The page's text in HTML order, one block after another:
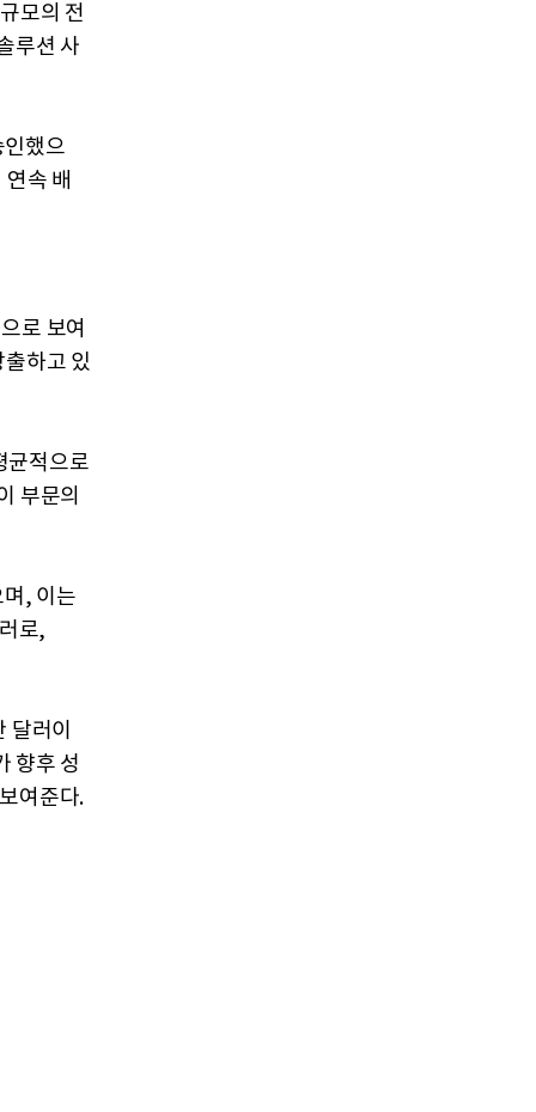
모의 전
루션 사
했으
속 배
로 보여
하고 있
균적으로
부문의
, 이는
로,
러이
향후 성
여준다.